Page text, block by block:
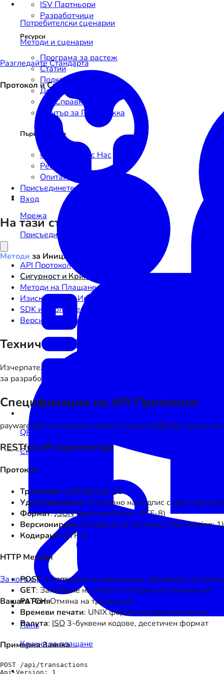
ISV Партньори
Разработчици
Ресурси
Програма за растеж
Статии
Подкаст
Документация
API Справка
Център за Поддръжка
Първи Стъпки
Свържете се с Нас
Регистрация
Опитайте Sandbox
Присъединете се
Вход
Разгледайте Стандартa
Протокол и Спецификации
Потребителски сценарии
Методи и сценарии
Мрежа
Присъединете се към екосистемата
Методи за Иницииране на Плащания
QR Код
Сканирай за плащане
Линк
Кликни за плащане
За кого е payware
Вашата Роля
На тази страница
API Протокол
Сигурност и Криптография
Методи на Плащане
Изисквания за Интеграция
SDK и Библиотеки
Версиониране на API
Технически Спецификации
Изчерпателна техническа документация за внедряване
за разработчици.
Спецификации на API Протокола
payware API е изградено върху модерни RESTful принципи
RESTfulAPI Архитектура
Протокол
Транспорт: HTTPS/TLS 1.3
Удостоверяване: Базирано на подпис с
Формат:JSON(application/json, UTF-8)
Версиониране: Базирано на заглавка (Api-Version: 1)
Кодиране: UTF-8
HTTP Методи
POST: Създаване на транзакция, обработка на
GET: Запитване на статус и история на транзакция
PATCH: Отмяна на транзакция
Времеви печати: UNIX формат на времеви печат
Валута: ISO 3-буквени кодове, десетичен формат
Примерна Заявка
POST /api/transactions
Api-Version: 1